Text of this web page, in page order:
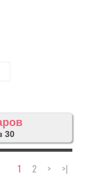
30
1 2 > >|